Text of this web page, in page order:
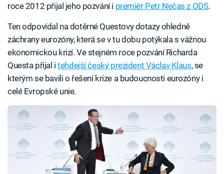
roce 2012 přijal jeho pozvání i premiér Petr Nečas z ODS.
Ten odpovídal na dotěrné Questovy dotazy ohledně
záchrany eurozóny, která se v tu dobu potýkala s vážnou
ekonomickou krizí. Ve stejném roce pozvání Richarda
Questa přijal itehdejší český prezident Václav Klaus, se
kterým se bavili o řešení krize a budoucnosti eurozóny i
celé Evropské unie.